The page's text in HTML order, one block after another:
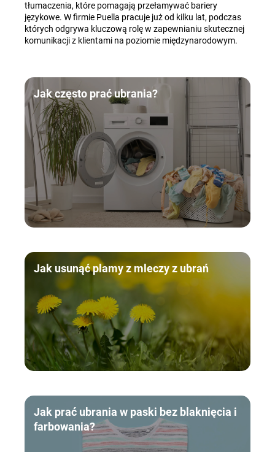
tłumaczenia, które pomagają przełamywać bariery
językowe. W firmie Puella pracuje już od kilku lat, podczas
których odgrywa kluczową rolę w zapewnianiu skutecznej
komunikacji z klientami na poziomie międzynarodowym.
Jak często prać ubrania?
Jak usunąć plamy z mleczy z ubrań
Jak prać ubrania w paski bez blaknięcia i
farbowania?